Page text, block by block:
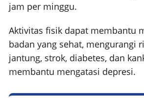
jam per minggu.
Aktivitas fisik dapat membantu
badan yang sehat, mengurangi
jantung, strok, diabetes, dan
membantu mengatasi depresi.